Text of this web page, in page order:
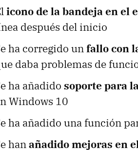
icono de la bandeja en el
después del inicio
ha corregido unfallo con
daba problemas de
ha añadido soporte para
Windows 10
ha añadido una función
hanañadido mejoras en